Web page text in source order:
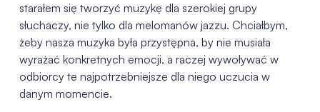
starałem się tworzyć muzykę dla szerokiej grupy
słuchaczy, nie tylko dla melomanów jazzu. Chciałbym,
żeby nasza muzyka była przystępna, by nie musiała
wyrażać konkretnych emocji, a raczej wywoływać w
odbiorcy te najpotrzebniejsze dla niego uczucia w
danym momencie.